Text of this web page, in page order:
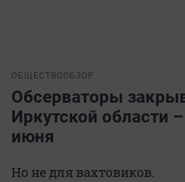
ОБЩЕСТВО ОБЗОР
Обсерваторы
Иркутской области
июня
Но не для вахтовиков.